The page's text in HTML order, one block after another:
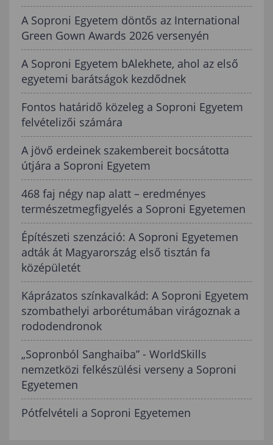
A Soproni Egyetem döntős az International
Green Gown Awards 2026 versenyén
A Soproni Egyetem bAlekhete, ahol az első
egyetemi barátságok kezdődnek
Fontos határidő közeleg a Soproni Egyetem
felvételizői számára
A jövő erdeinek szakembereit bocsátotta
útjára a Soproni Egyetem
468 faj négy nap alatt – eredményes
természetmegfigyelés a Soproni Egyetemen
Építészeti szenzáció: A Soproni Egyetemen
adták át Magyarország első tisztán fa
középületét
Káprázatos színkavalkád: A Soproni Egyetem
szombathelyi arborétumában virágoznak a
rododendronok
„Sopronból Sanghaiba” - WorldSkills
nemzetközi felkészülési verseny a Soproni
Egyetemen
Pótfelvételi a Soproni Egyetemen